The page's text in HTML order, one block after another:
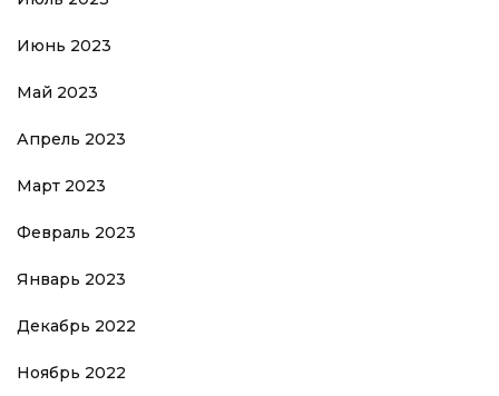
Июнь 2023
Май 2023
Апрель 2023
Март 2023
Февраль 2023
Январь 2023
Декабрь 2022
Ноябрь 2022